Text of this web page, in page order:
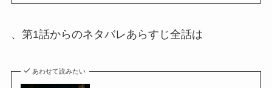
、第1話からのネタバレあらすじ全話は
あわせて読みたい